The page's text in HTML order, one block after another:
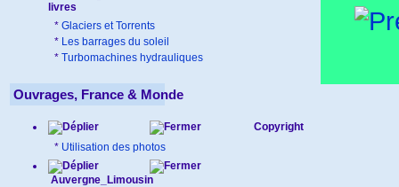
livres
* Glaciers et Torrents
* Les barrages du soleil
* Turbomachines hydrauliques
Ouvrages, France & Monde
Copyright
* Utilisation des photos
Auvergne_Limousin